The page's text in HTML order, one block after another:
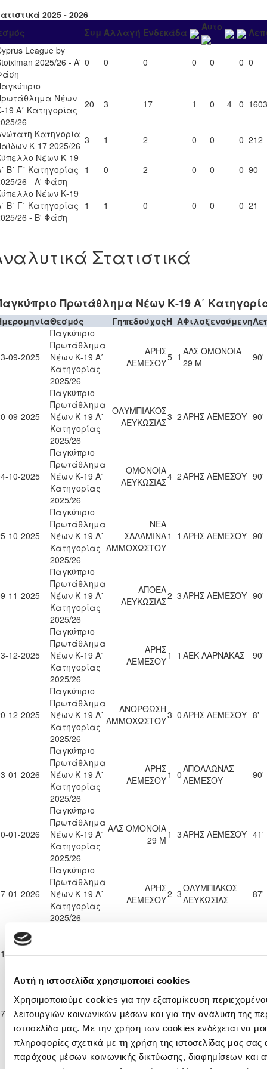
Αυτή η ιστοσελίδα χρησιμοποιεί cookies
Χρησιμοποιούμε cookies για την εξατομίκευση
λειτουργιών κοινωνικών μέσων και για την ανάλυση της
ιστοσελίδα μας. Με την χρήση των cookies ενδέχεται να
πληροφορίες σχετικά με τη χρήση της ιστοσελίδας μας
παρόχους μέσων κοινωνικής δικτύωσης, διαφημίσεων και
2025 - 2026
Συμ Αλλαγή Ενδεκάδα Αυτο
League by
2025/26 - Α' 0 0 0 0 0 0 0
Νέων
19 Α΄ Κατηγορίας
26
20 3 17 1 0 4 0 1603
Κατηγορία
Κ-17 2025/26 3 1 2 0 0 0 212
Νέων Κ-19
Β΄ Γ΄ Κατηγορίας
26 - Α' Φάση
1 0 2 0 0 0 90
Νέων Κ-19
Β΄ Γ΄ Κατηγορίας
26 - Β' Φάση
1 1 0 0 0 0 21
Στατιστικά
Πρωτάθλημα Νέων Κ-19 Α΄
Θεσμός ΓηπεδούχοςH AΦιλοξενούμενη
09-2025
Παγκύπριο
Πρωτάθλημα
Νέων Κ-19 Α΄
Κατηγορίας
2025/26
ΑΡΗΣ
ΛΕΜΕΣΟΥ5 1 ΑΛΣ ΟΜΟΝΟΙΑ
29 Μ
90'
09-2025
Παγκύπριο
Πρωτάθλημα
Νέων Κ-19 Α΄
Κατηγορίας
2025/26
ΟΛΥΜΠΙΑΚΟΣ
ΛΕΥΚΩΣΙΑΣ3 2ΑΡΗΣ ΛΕΜΕΣΟΥ 90'
10-2025
Παγκύπριο
Πρωτάθλημα
Νέων Κ-19 Α΄
Κατηγορίας
2025/26
ΟΜΟΝΟΙΑ
ΛΕΥΚΩΣΙΑΣ4 2ΑΡΗΣ ΛΕΜΕΣΟΥ 90'
10-2025
Παγκύπριο
Πρωτάθλημα
Νέων Κ-19 Α΄
Κατηγορίας
2025/26
ΝΕΑ
ΣΑΛΑΜΙΝΑ
ΑΜΜΟΧΩΣΤΟΥ
1 1 ΑΡΗΣ ΛΕΜΕΣΟΥ 90'
11-2025
Παγκύπριο
Πρωτάθλημα
Νέων Κ-19 Α΄
Κατηγορίας
2025/26
ΑΠΟΕΛ
ΛΕΥΚΩΣΙΑΣ2 3ΑΡΗΣ ΛΕΜΕΣΟΥ 90'
12-2025
Παγκύπριο
Πρωτάθλημα
Νέων Κ-19 Α΄
Κατηγορίας
2025/26
ΑΡΗΣ
ΛΕΜΕΣΟΥ1 1 ΑΕΚ ΛΑΡΝΑΚΑΣ 90'
12-2025
Παγκύπριο
Πρωτάθλημα
Νέων Κ-19 Α΄
Κατηγορίας
2025/26
ΑΝΟΡΘΩΣΗ
ΑΜΜΟΧΩΣΤΟΥ3 0ΑΡΗΣ ΛΕΜΕΣΟΥ 8'
01-2026
Παγκύπριο
Πρωτάθλημα
Νέων Κ-19 Α΄
Κατηγορίας
2025/26
ΑΡΗΣ
ΛΕΜΕΣΟΥ1 0ΑΠΟΛΛΩΝΑΣ
ΛΕΜΕΣΟΥ
90'
01-2026
Παγκύπριο
Πρωτάθλημα
Νέων Κ-19 Α΄
Κατηγορίας
2025/26
ΑΛΣ ΟΜΟΝΟΙΑ
29 Μ 1 3ΑΡΗΣ ΛΕΜΕΣΟΥ 41'
01-2026
Παγκύπριο
Πρωτάθλημα
Νέων Κ-19 Α΄
Κατηγορίας
2025/26
ΑΡΗΣ
ΛΕΜΕΣΟΥ2 3ΟΛΥΜΠΙΑΚΟΣ
ΛΕΥΚΩΣΙΑΣ
87'
01-2026
Νέων Κ-19 Α΄
2025/26
ΠΟΛΕΜΙΔΙΩΝ0 2ΑΡΗΣ ΛΕΜΕΣΟΥ 90'
02-2026
Πρωτάθλημα
Νέων Κ-19 Α΄
Κατηγορίας
2025/26
ΑΡΗΣ
ΛΕΜΕΣΟΥ 1 1
ΟΜΟΝΟΙΑ
ΛΕΥΚΩΣΙΑΣ
90'
Παγκύπριο
Πρωτάθλημα